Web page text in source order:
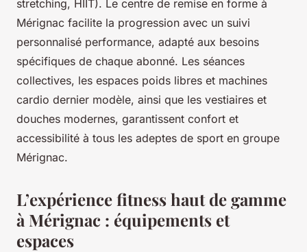
stretching, HIIT). Le centre de remise en forme à
Mérignac facilite la progression avec un suivi
personnalisé performance, adapté aux besoins
spécifiques de chaque abonné. Les séances
collectives, les espaces poids libres et machines
cardio dernier modèle, ainsi que les vestiaires et
douches modernes, garantissent confort et
accessibilité à tous les adeptes de sport en groupe
Mérignac.
L’expérience fitness haut de gamme
à Mérignac : équipements et
espaces